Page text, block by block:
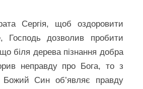
Сергія, щоб оздоровити
Господь дозволив пробити
біля дерева пізнання добра
неправду про Бога, то з
Божий Син об’являє правду